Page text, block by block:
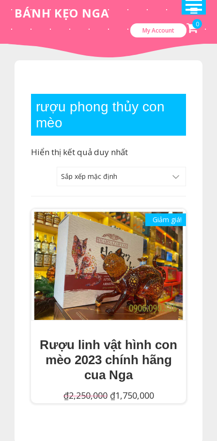
content
BÁNH KẸO NGA
0
My Account
rượu phong thủy con
mèo
Hiển thị kết quả duy nhất
Giảm giá!
Rượu linh vật hình con
mèo 2023 chính hãng
cua Nga
₫2,250,000 Giá
₫1,750,000Giá